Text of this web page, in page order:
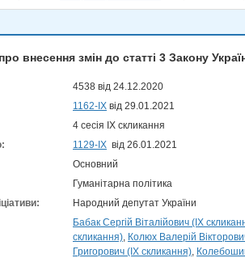
внесення змін до статті 3 Закону
4538 від 24.12.2020
1162-IX від 29.01.2021
4 сесія IX скликання
1129-ІХ від 26.01.2021
Основний
Гуманітарна політика
Народний депутат України
Бабак Сергій Віталійович (IX
скликання) Колюх Валерій
Григорович (IX скликання)